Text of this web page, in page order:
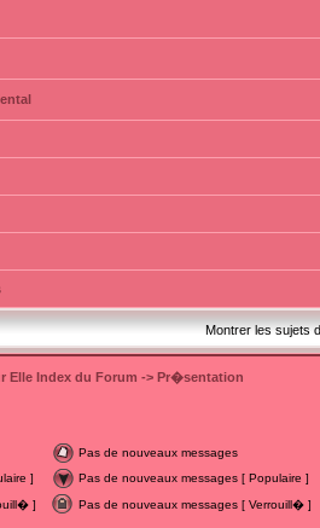
Montrer les sujets
Elle Index du Forum -> Pr�sentation
Pas de nouveaux messages
]
Pas de nouveaux messages [ Populaire ]
]
Pas de nouveaux messages [ Verrouill� ]